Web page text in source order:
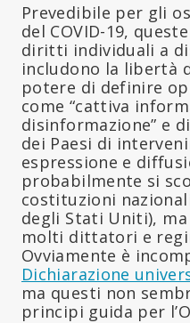
Prevedibile per gli
del COVID-19,
diritti individuali a
includono la libertà
potere di definire
come “cattiva
disinformazione” e
dei Paesi di
espressione e
probabilmente si
costituzioni
degli Stati Uniti),
molti dittatori e
Ovviamente è
Dichiarazione
ma questi non
principi guida per